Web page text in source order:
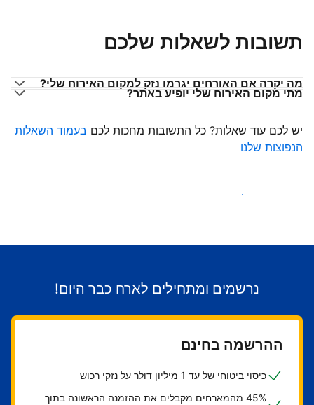
תשובות לשאלות שלכם
מה יקרה אם האורחים יגרמו נזק למקום האירוח שלי?
מתי מקום האירוח שלי יופיע באתר?
יש לכם עוד שאלות? כל התשובות מחכות לכם בעמוד השאלות
הנפוצות שלנו
התחילו לקבל אורחים
נרשמים ומתחילים לארח כבר היום!
ההרשמה בחינם
כיסוי ביטוחי של עד 1 מיליון דולר על נזקי רכוש
45% מהמארחים מקבלים את ההזמנה הראשונה בתוך